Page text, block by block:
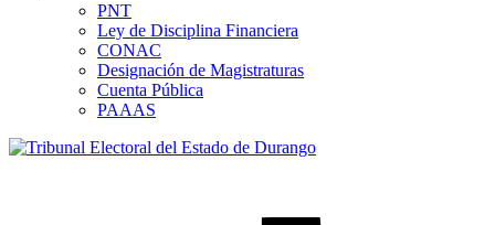
PNT
Ley de Disciplina Financiera
CONAC
Designación de Magistraturas
Cuenta Pública
PAAAS